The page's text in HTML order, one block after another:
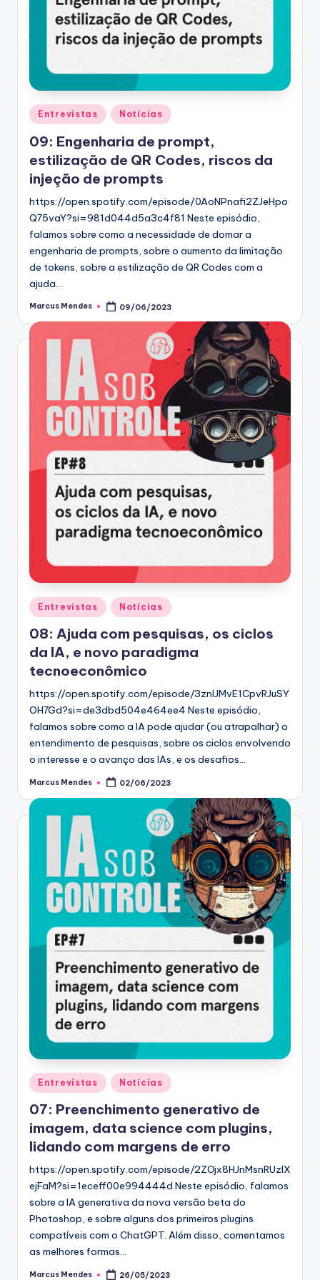
Posted
in
Entrevistas Notícias
09: Engenharia de prompt,
estilização de QR Codes, riscos da
injeção de prompts
https://open.spotify.com/episode/0AoNPnafi2ZJeHpo
Q75vaY?si=981d044d5a3c4f81 Neste episódio,
falamos sobre como a necessidade de domar a
engenharia de prompts, sobre o aumento da limitação
de tokens, sobre a estilização de QR Codes com a
ajuda…
Posted
Marcus Mendes 09/06/2023
Posted
in
Entrevistas Notícias
08: Ajuda com pesquisas, os ciclos
da IA, e novo paradigma
tecnoeconômico
https://open.spotify.com/episode/3znIJMvE1CpvRJuSY
OH7Gd?si=de3dbd504e464ee4 Neste episódio,
falamos sobre como a IA pode ajudar (ou atrapalhar) o
entendimento de pesquisas, sobre os ciclos envolvendo
o interesse e o avanço das IAs, e os desafios…
Posted
Marcus Mendes 02/06/2023
Posted
in
Entrevistas Notícias
07: Preenchimento generativo de
imagem, data science com plugins,
lidando com margens de erro
https://open.spotify.com/episode/2ZOjx8HJnMsnRUzlX
ejFaM?si=1eceff00e994444d Neste episódio, falamos
sobre a IA generativa da nova versão beta do
Photoshop, e sobre alguns dos primeiros plugins
compatíveis com o ChatGPT. Além disso, comentamos
as melhores formas…
Posted
Marcus Mendes 26/05/2023